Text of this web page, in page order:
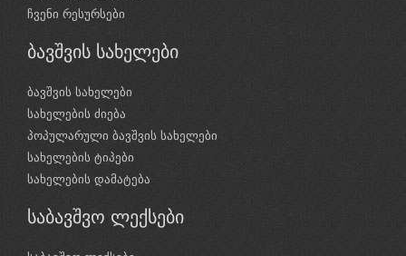
ჩვენი რესურსები
ბავშვის სახელები
ბავშვის სახელები
სახელების ძიება
პოპულარული ბავშვის სახელები
სახელების ტიპები
სახელების დამატება
საბავშვო ლექსები